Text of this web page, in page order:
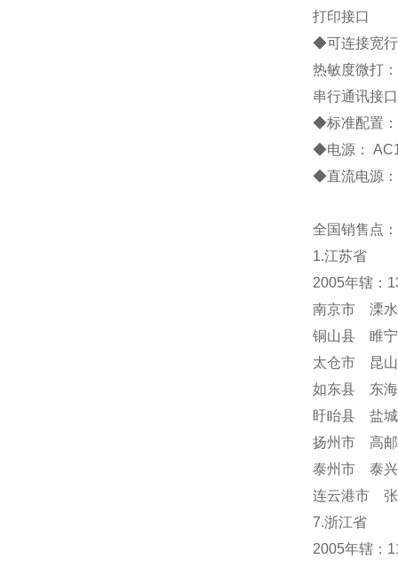
打印接口
◆可连接宽
热敏度微打：
串行通讯接口
◆标准配置
◆电源：
◆直流电源
全国销售点：
1.江苏省
2005年辖：
南京市 溧
铜山县 睢
太仓市 昆
如东县 东
盱眙县 盐
扬州市 高
泰州市 泰
连云港市 张
7.浙江省
2005年辖：